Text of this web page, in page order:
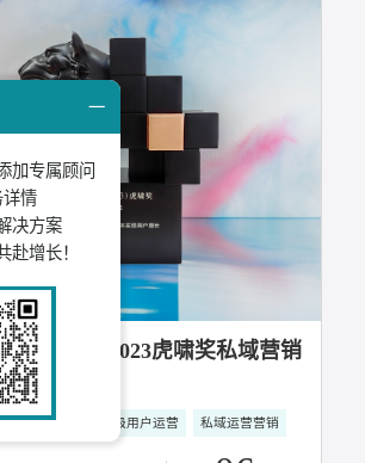
x 荣威、五菱、真露、泸州老窖：
创新营销4项大奖！
DTC整合营销 抖音短视频运营